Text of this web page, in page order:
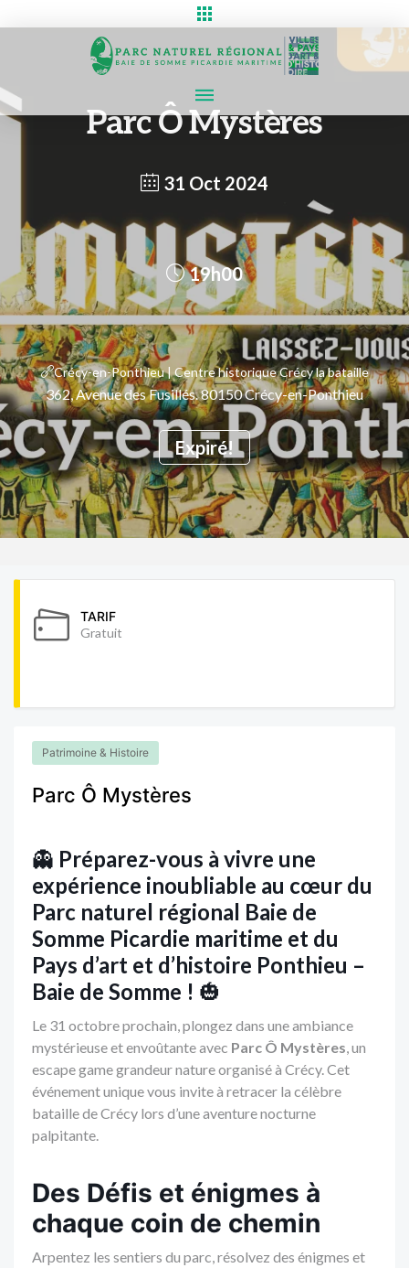
Parc Ô Mystères
31 Oct 2024
Expiré!
19h00
Crécy-en-Ponthieu | Centre historique Crécy la bataille
362, Avenue des Fusillés. 80150 Crécy-en-Ponthieu
TARIF
Gratuit
Patrimoine & Histoire
Parc Ô Mystères
👻 Préparez-vous à vivre une
expérience inoubliable au cœur du
Parc naturel régional Baie de
Somme Picardie maritime et du
Pays d’art et d’histoire Ponthieu –
Baie de Somme ! 🎃
Le 31 octobre prochain, plongez dans une ambiance
mystérieuse et envoûtante avec Parc Ô Mystères , un
escape game grandeur nature organisé à Crécy. Cet
événement unique vous invite à retracer la célèbre
bataille de Crécy lors d’une aventure nocturne
palpitante.
Des Défis et énigmes à
chaque coin de chemin
Arpentez les sentiers du parc, résolvez des énigmes et